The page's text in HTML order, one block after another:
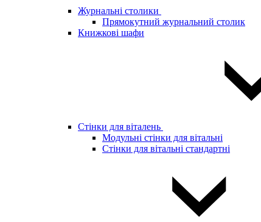
Журнальні столики
Прямокутний журнальний столик
Книжкові шафи
Стінки для віталень
Модульні стінки для вітальні
Стінки для вітальні стандартні